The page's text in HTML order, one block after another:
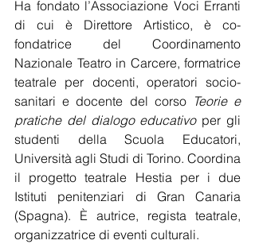
Ha fondato l’Associazione Voci Erranti
di cui è Direttore Artistico, è co-
fondatrice del Coordinamento
Nazionale Teatro in Carcere, formatrice
teatrale per docenti, operatori socio-
sanitari e docente del corso Teorie e
pratiche del dialogo educativo per gli
studenti della Scuola Educatori,
Università agli Studi di Torino. Coordina
il progetto teatrale Hestia per i due
Istituti penitenziari di Gran Canaria
(Spagna). È autrice, regista teatrale,
organizzatrice di eventi culturali.